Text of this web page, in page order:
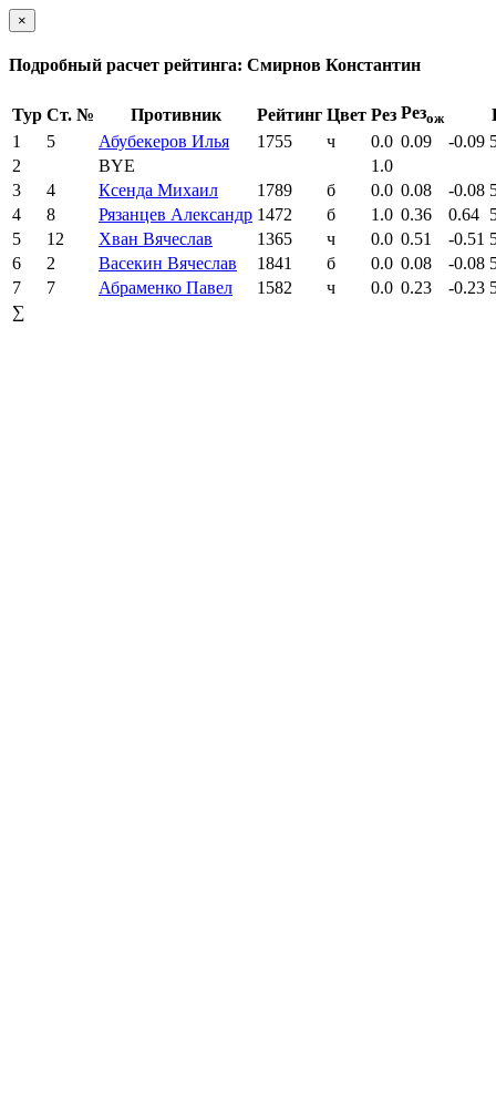
×
Подробный расчет рейтинга: Смирнов Константин
Тур Ст. № Противник Рейтинг Цвет Рез Резож
1
5 Абубекеров Илья 1755 ч 0.0 0.09 -0.09
2
BYE
1.0
3
4 Ксенда Михаил 1789 б 0.0 0.08 -0.08
4
8 Рязанцев Александр 1472 б 1.0 0.36 0.64
5
12 Хван Вячеслав 1365 ч 0.0 0.51 -0.51
6
2 Васекин Вячеслав 1841 б 0.0 0.08 -0.08
7
7 Абраменко Павел 1582 ч 0.0 0.23 -0.23
∑